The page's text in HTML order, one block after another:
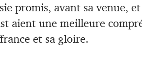
promis, avant sa venue,
aient une meilleure
et sa gloire.